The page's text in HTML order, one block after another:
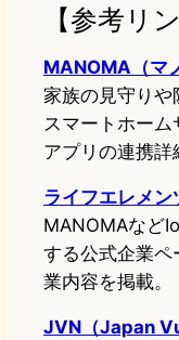
【参考リ
MANOMA（マ
家族の見守りや
スマートホー
アプリの連携詳
ライフエレメン
MANOMAなど
する公式企業ペ
業内容を掲載。
JVN（Japan